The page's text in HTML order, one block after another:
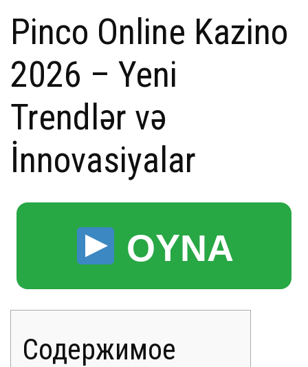
Pinco Online Kazino
2026 – Yeni
Trendlər və
İnnovasiyalar
OYNA
Содержимое